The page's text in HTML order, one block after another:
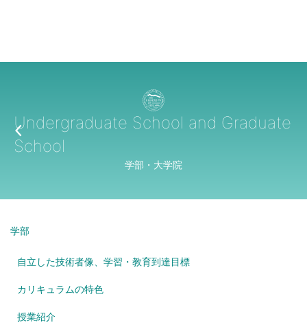
Undergraduate School and Graduate
School
学部・大学院
学部
自立した技術者像、学習・教育到達目標
カリキュラムの特色
授業紹介